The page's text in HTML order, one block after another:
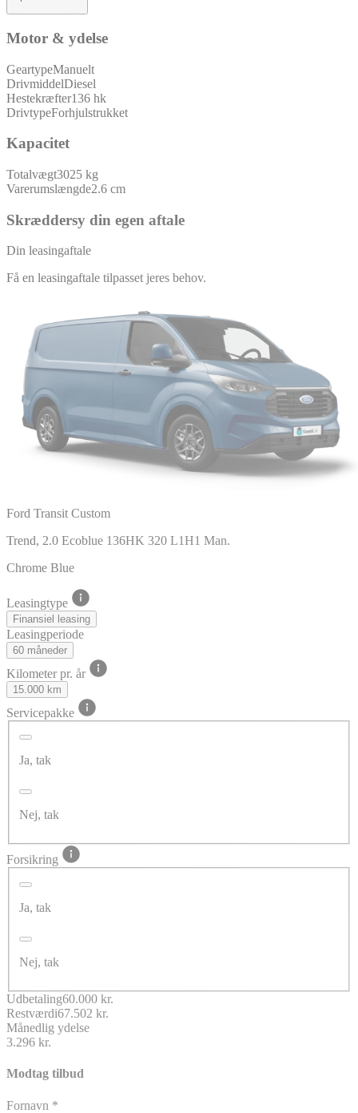
Motor & ydelse
GeartypeManuelt
DrivmiddelDiesel
Hestekræfter136 hk
DrivtypeForhjulstrukket
Kapacitet
Totalvægt3025 kg
Varerumslængde2.6 cm
Skræddersy din egen aftale
Din leasingaftale
Få en leasingaftale tilpasset jeres behov.
Ford Transit Custom
Trend, 2.0 Ecoblue 136HK 320 L1H1 Man.
Chrome Blue
Leasingtype
Finansiel leasing
Leasingperiode
60 måneder
Kilometer pr. år
15.000 km
Servicepakke
Ja, tak
Nej, tak
Forsikring
Ja, tak
Nej, tak
Udbetaling60.000 kr.
Restværdi67.502 kr.
Månedlig ydelse
3.296 kr.
Modtag tilbud
Fornavn *